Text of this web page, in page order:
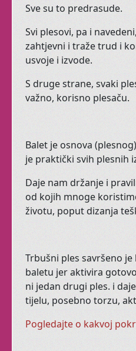
Sve su to predrasude.
Svi plesovi, pa i
zahtjevni i traže trud i
usvoje i izvode.
S druge strane, svaki
važno, korisno plesaču.
Balet je osnova
je praktički svih plesnih
Daje nam držanje i
od kojih mnoge
životu, poput dizanja
Trbušni ples savršeno
baletu jer aktivira
ni jedan drugi ples. i
tijelu, posebno torzu,
Pogledajte o kakvoj